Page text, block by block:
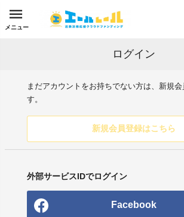
メニュー
ログイン
まだアカウントをお持ちでない方は、新規
す。
新規会員登録はこちら
外部サービスIDでログイン
Facebook